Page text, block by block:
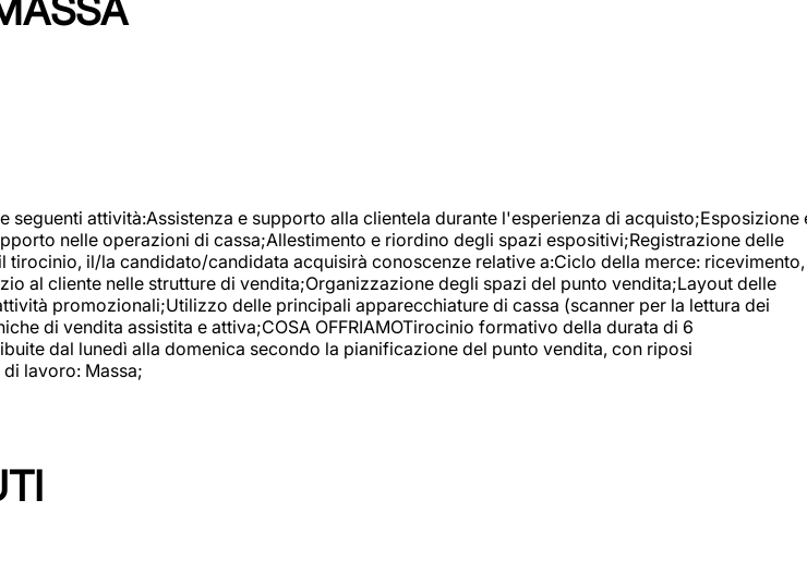
attività:Assistenza e supporto alla clientela durante l'esperienza di acquisto;Esposizione
nelle operazioni di cassa;Allestimento e riordino degli spazi espositivi;Registrazione delle
tirocinio, il/la candidato/candidata acquisirà conoscenze relative a:Ciclo della merce: ricevimento,
al cliente nelle strutture di vendita;Organizzazione degli spazi del punto vendita;Layout delle
promozionali;Utilizzo delle principali apparecchiature di cassa (scanner per la lettura dei
di vendita assistita e attiva;COSA OFFRIAMOTirocinio formativo della durata di 6
dal lunedì alla domenica secondo la pianificazione del punto vendita, con riposi
lavoro: Massa;